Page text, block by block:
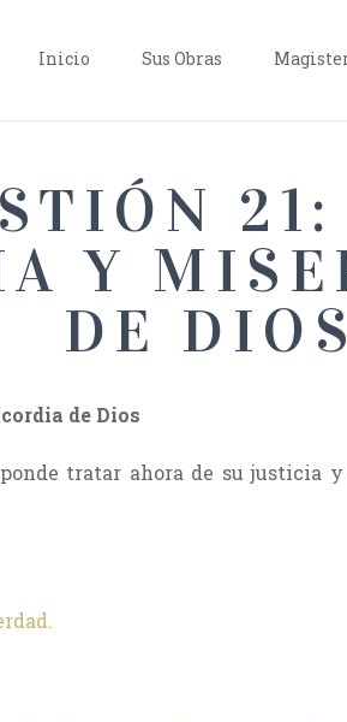
Inicio Sus Obras
Y
DE DIOS
de Dios
tratar ahora de su justicia